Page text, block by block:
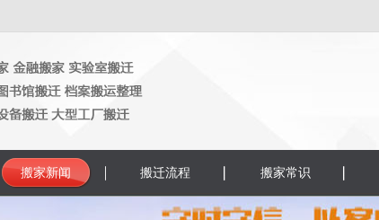
搬家新闻 搬迁流程 搬家常识